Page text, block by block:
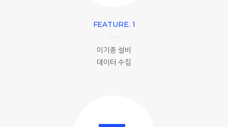
FEATURE. 1
이기종 설비
데이터 수집